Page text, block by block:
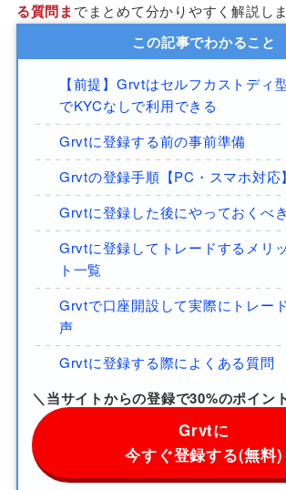
る質問までまとめて分かりやすく解説しま
この記事でわかること
【前提】Grvtはセルフカストディ
でKYCなしで利用できる
Grvtに登録する前の事前準備
Grvtの登録手順【PC・スマホ対応】
Grvtに登録した後にやっておくべ
Grvtに登録してトレードするメリ
ト一覧
Grvtで口座開設して実際にトレー
声
Grvtに登録する際によくある質問
＼当サイトからの登録で30%のポイン
Grvtに
今すぐ登録する(無料)